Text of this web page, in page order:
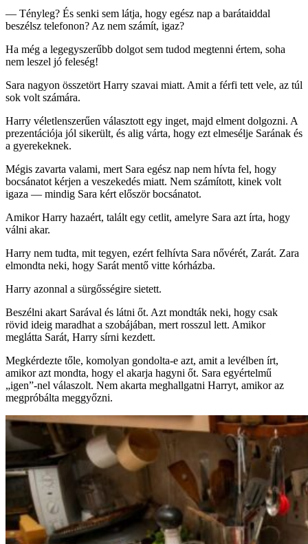
— Tényleg? És senki sem látja, hogy egész nap a barátaiddal
beszélsz telefonon? Az nem számít, igaz?
Ha még a legegyszerűbb dolgot sem tudod megtenni értem, soha
nem leszel jó feleség!
Sara nagyon összetört Harry szavai miatt. Amit a férfi tett vele, az túl
sok volt számára.
Harry véletlenszerűen választott egy inget, majd elment dolgozni. A
prezentációja jól sikerült, és alig várta, hogy ezt elmesélje Sarának és
a gyerekeknek.
Mégis zavarta valami, mert Sara egész nap nem hívta fel, hogy
bocsánatot kérjen a veszekedés miatt. Nem számított, kinek volt
igaza — mindig Sara kért először bocsánatot.
Amikor Harry hazaért, talált egy cetlit, amelyre Sara azt írta, hogy
válni akar.
Harry nem tudta, mit tegyen, ezért felhívta Sara nővérét, Zarát. Zara
elmondta neki, hogy Sarát mentő vitte kórházba.
Harry azonnal a sürgősségire sietett.
Beszélni akart Sarával és látni őt. Azt mondták neki, hogy csak
rövid ideig maradhat a szobájában, mert rosszul lett. Amikor
meglátta Sarát, Harry sírni kezdett.
Megkérdezte tőle, komolyan gondolta-e azt, amit a levélben írt,
amikor azt mondta, hogy el akarja hagyni őt. Sara egyértelmű
„igen”-nel válaszolt. Nem akarta meghallgatni Harryt, amikor az
megpróbálta meggyőzni.